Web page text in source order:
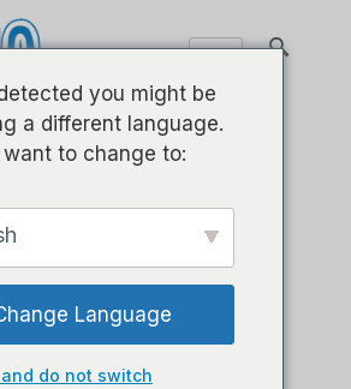
-
de su
seguramente
you might be
a different language.
want to change to:
Language
do not switch